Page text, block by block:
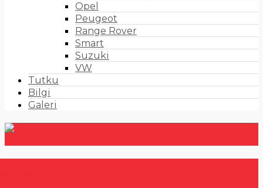
Opel
Peugeot
Range Rover
Smart
Suzuki
VW
Tutku
Bilgi
Galeri